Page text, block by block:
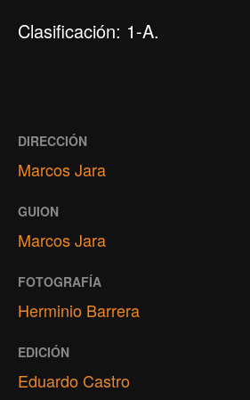
Clasificación: 1-A.
DIRECCIÓN
Marcos Jara
GUION
Marcos Jara
FOTOGRAFÍA
Herminio Barrera
EDICIÓN
Eduardo Castro